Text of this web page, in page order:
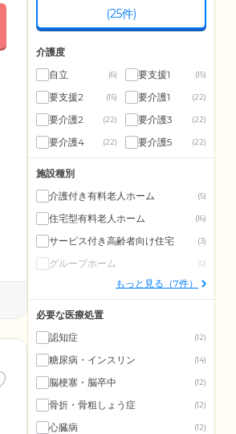
(25件)
介護度
自立
(6) 要支援1 (15)
要支援2 (15) 要介護1 (22)
要介護2 (22) 要介護3 (22)
要介護4 (22) 要介護5 (22)
施設種別
介護付き有料老人ホーム
(5)
住宅型有料老人ホーム (16)
サービス付き高齢者向け住宅 (3)
グループホーム (0)
もっと見る（7件）
必要な医療処置
認知症
(12)
糖尿病・インスリン (14)
脳梗塞・脳卒中 (12)
骨折・骨粗しょう症 (12)
心臓病 (12)